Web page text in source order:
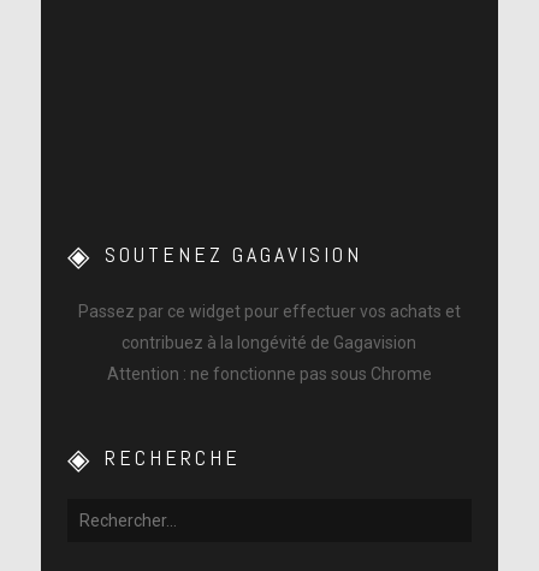
SOUTENEZ GAGAVISION
Passez par ce widget pour effectuer vos achats et
contribuez à la longévité de Gagavision
Attention : ne fonctionne pas sous Chrome
RECHERCHE